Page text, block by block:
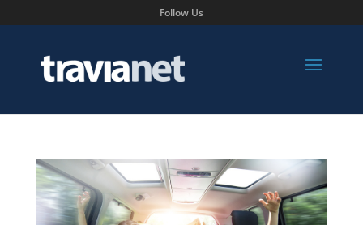
Follow Us